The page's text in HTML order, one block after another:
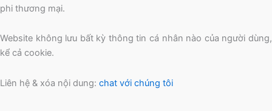
phi thương mại.
Website không lưu bất kỳ thông tin cá nhân nào của người dùng,
kể cả cookie.
Liên hệ & xóa nội dung: chat với chúng tôi